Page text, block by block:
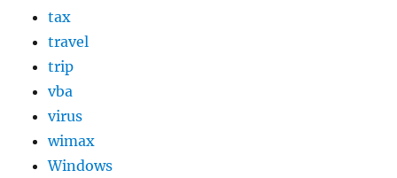
tax
travel
trip
vba
virus
wimax
Windows